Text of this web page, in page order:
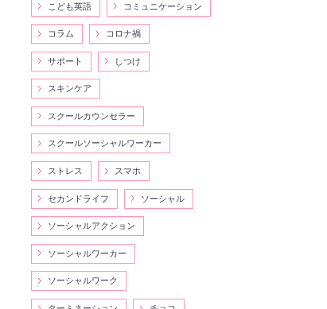
こども英語 コミュニケーション
コラム コロナ禍
サポート しつけ
スキンケア
スクールカウンセラー
スクールソーシャルワーカー
ストレス スマホ
セカンドライフ ソーシャル
ソーシャルアクション
ソーシャルワーカー
ソーシャルワーク